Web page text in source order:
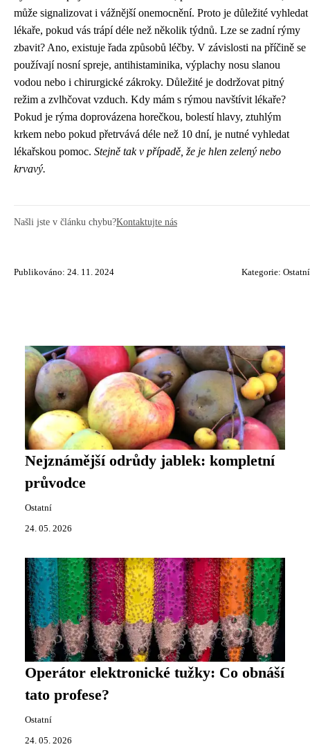
může signalizovat i vážnější onemocnění. Proto je důležité vyhledat
lékaře, pokud vás trápí déle než několik týdnů. Lze se zadní rýmy
zbavit? Ano, existuje řada způsobů léčby. V závislosti na příčině se
používají nosní spreje, antihistaminika, výplachy nosu slanou
vodou nebo i chirurgické zákroky. Důležité je dodržovat pitný
režim a zvlhčovat vzduch. Kdy mám s rýmou navštívit lékaře?
Pokud je rýma doprovázena horečkou, bolestí hlavy, ztuhlým
krkem nebo pokud přetrvává déle než 10 dní, je nutné vyhledat
lékařskou pomoc. Stejně tak v případě, že je hlen zelený nebo
krvavý.
Našli jste v článku chybu?Kontaktujte nás
Publikováno: 24. 11. 2024 Kategorie: Ostatní
Nejznámější odrůdy jablek: kompletní
průvodce
Ostatní
24. 05. 2026
Operátor elektronické tužky: Co obnáší
tato profese?
Ostatní
24. 05. 2026